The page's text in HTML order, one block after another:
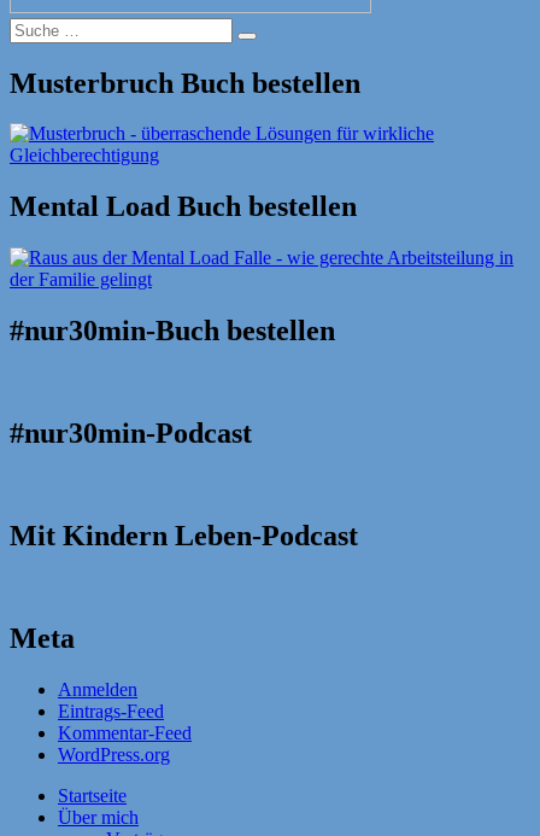
Suche
nach:
Suche
Musterbruch Buch bestellen
Mental Load Buch bestellen
#nur30min-Buch bestellen
#nur30min-Podcast
Mit Kindern Leben-Podcast
Meta
Anmelden
Eintrags-Feed
Kommentar-Feed
WordPress.org
Startseite
Über mich